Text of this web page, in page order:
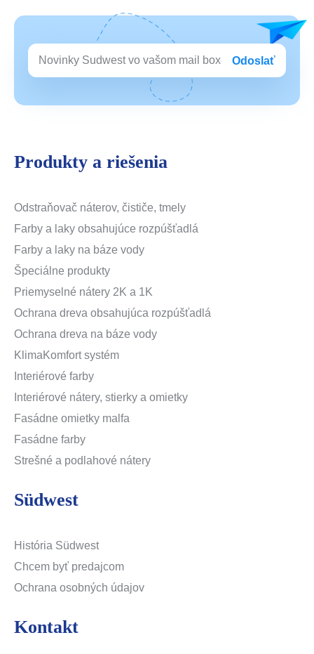
Odoslať
Produkty a riešenia
Odstraňovač náterov, čističe, tmely
Farby a laky obsahujúce rozpúšťadlá
Farby a laky na báze vody
Špeciálne produkty
Priemyselné nátery 2K a 1K
Ochrana dreva obsahujúca rozpúšťadlá
Ochrana dreva na báze vody
KlimaKomfort systém
Interiérové farby
Interiérové nátery, stierky a omietky
Fasádne omietky malfa
Fasádne farby
Strešné a podlahové nátery
Südwest
História Südwest
Chcem byť predajcom
Ochrana osobných údajov
Kontakt